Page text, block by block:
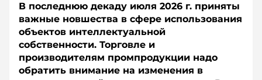
В последнюю декаду июля 2026 г. приняты
важные новшества в сфере использования
объектов интеллектуальной
собственности. Торговле и
производителям промпродукции надо
обратить внимание на изменения в